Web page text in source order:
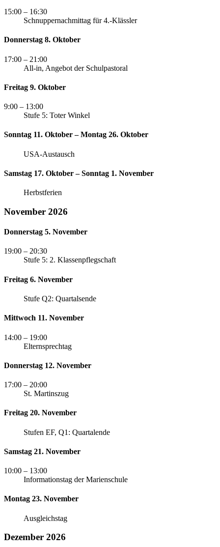
15:00 – 16:30
Schnuppernachmittag für 4.-Klässler
Donnerstag 8. Oktober
17:00 – 21:00
All-in, Angebot der Schulpastoral
Freitag 9. Oktober
9:00 – 13:00
Stufe 5: Toter Winkel
Sonntag 11. Oktober – Montag 26. Oktober
USA-Austausch
Samstag 17. Oktober – Sonntag 1. November
Herbstferien
November 2026
Donnerstag 5. November
19:00 – 20:30
Stufe 5: 2. Klassenpflegschaft
Freitag 6. November
Stufe Q2: Quartalsende
Mittwoch 11. November
14:00 – 19:00
Elternsprechtag
Donnerstag 12. November
17:00 – 20:00
St. Martinszug
Freitag 20. November
Stufen EF, Q1: Quartalende
Samstag 21. November
10:00 – 13:00
Informationstag der Marienschule
Montag 23. November
Ausgleichstag
Dezember 2026